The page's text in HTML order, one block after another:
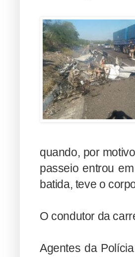
quando, por
passeio entrou
batida, teve o
O condutor da
Agentes da